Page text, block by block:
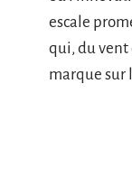
escale
qui, du vent
marque sur